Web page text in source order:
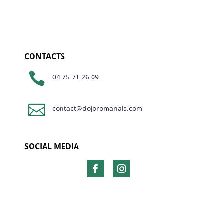
CONTACTS
 04 75 71 26 09
 contact@dojoromanais.com
SOCIAL MEDIA